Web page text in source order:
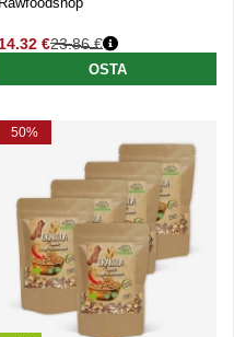
14.32 € hinta
23.86 €
OSTA
50%